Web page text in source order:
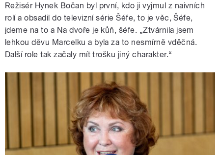
Režisér Hynek Bočan byl první, kdo ji vyjmul z naivních
rolí a obsadil do televizní série Šéfe, to je věc, Šéfe,
jdeme na to a Na dvoře je kůň, šéfe. „Ztvárnila jsem
lehkou děvu Marcelku a byla za to nesmírně vděčná.
Další role tak začaly mít trošku jiný charakter.“